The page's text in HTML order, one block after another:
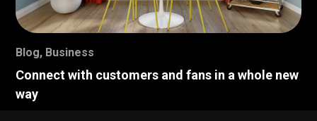
Blog, Business
Connect with customers and fans in a whole new
way